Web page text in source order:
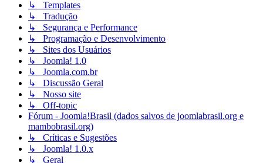
↳ Templates
↳ Tradução
↳ Segurança e Performance
↳ Programação e Desenvolvimento
↳ Sites dos Usuários
↳ Joomla! 1.0
↳ Joomla.com.br
↳ Discussão Geral
↳ Nosso site
↳ Off-topic
Fórum - Joomla!Brasil (dados salvos de joomlabrasil.org e
mambobrasil.org)
↳ Críticas e Sugestões
↳ Joomla! 1.0.x
↳ Geral